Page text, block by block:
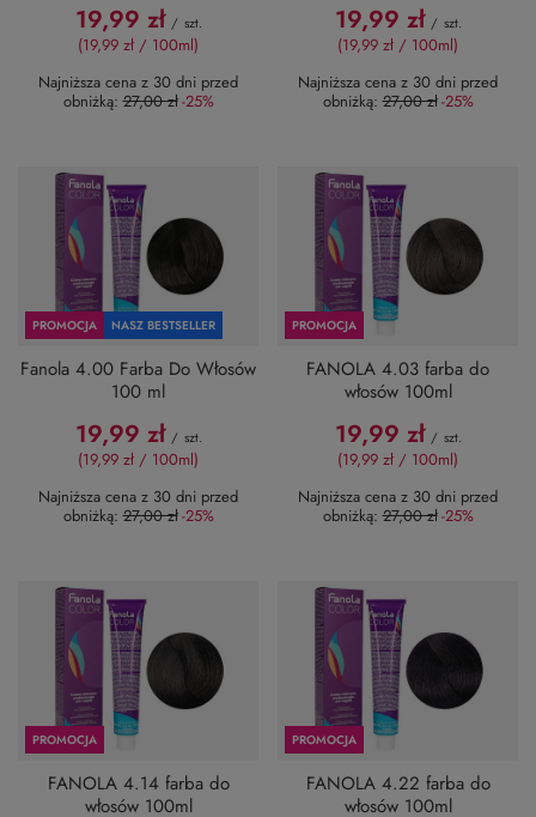
19,99 zł / szt.
(19,99 zł / 100ml)
Najniższa cena z 30 dni przed
obniżką:27,00 zł-25%
19,99 zł / szt.
(19,99 zł / 100ml)
Najniższa cena z 30 dni przed
obniżką:27,00 zł-25%
PROMOCJA NASZ BESTSELLER
Fanola 4.00 Farba Do Włosów
100 ml
19,99 zł / szt.
(19,99 zł / 100ml)
Najniższa cena z 30 dni przed
obniżką:27,00 zł-25%
PROMOCJA
FANOLA 4.03 farba do
włosów 100ml
19,99 zł / szt.
(19,99 zł / 100ml)
Najniższa cena z 30 dni przed
obniżką:27,00 zł-25%
PROMOCJA
FANOLA 4.14 farba do
włosów 100ml
PROMOCJA
FANOLA 4.22 farba do
włosów 100ml